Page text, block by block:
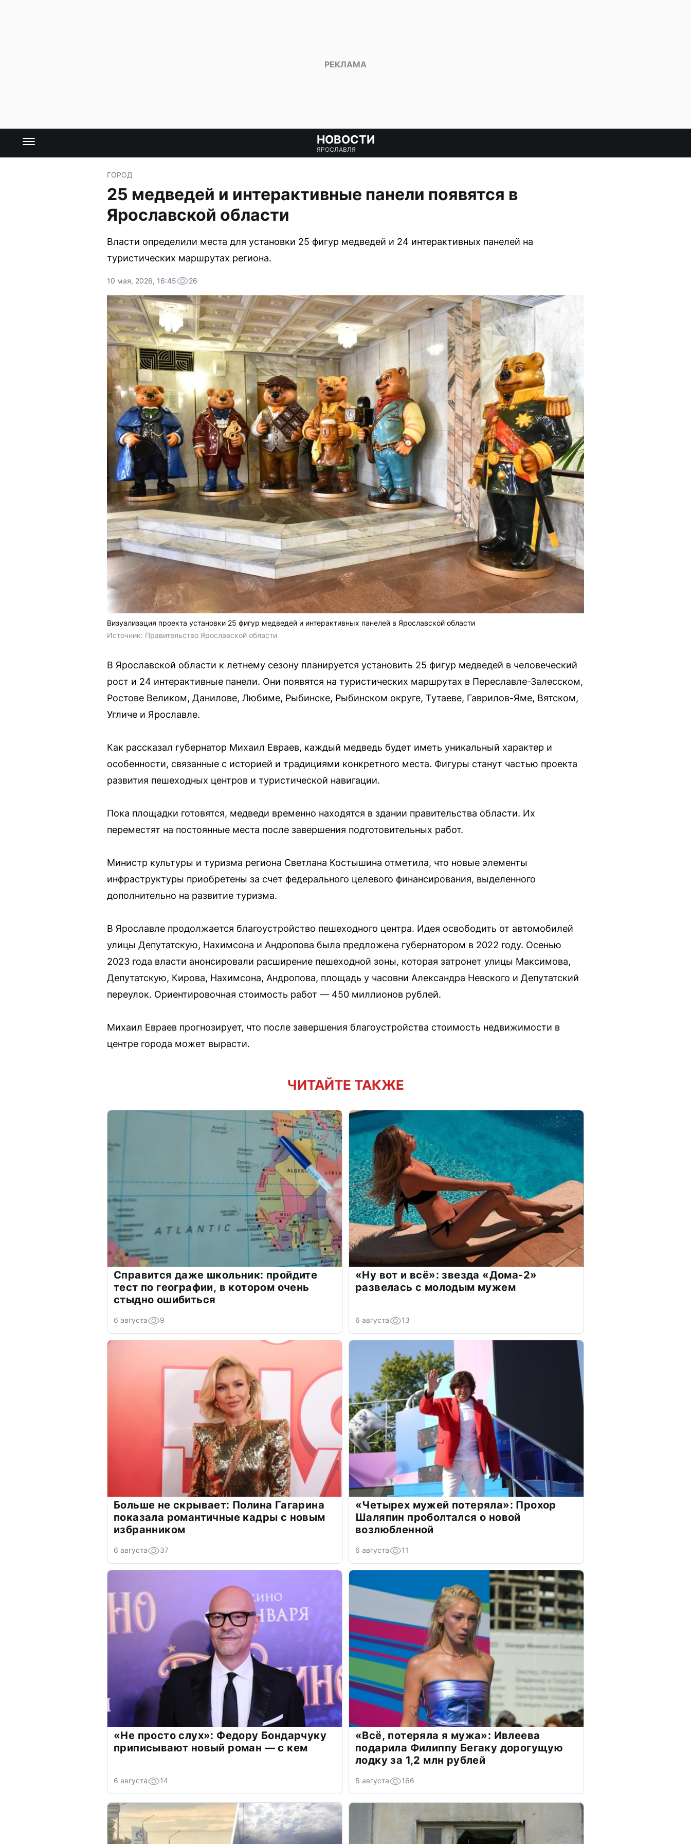
НОВОСТИ
ЯРОСЛАВЛЯ
ГОРОД
25 медведей и интерактивные панели появятся в
Ярославской области
Власти определили места для установки 25 фигур медведей и 24 интерактивных панелей на
туристических маршрутах региона.
10 мая, 2026, 16:45 26
Визуализация проекта установки 25 фигур медведей и интерактивных панелей в Ярославской области
Источник: Правительство Ярославской области
В Ярославской области к летнему сезону планируется установить 25 фигур медведей в человеческий
рост и 24 интерактивные панели. Они появятся на туристических маршрутах в Переславле-Залесском,
Ростове Великом, Данилове, Любиме, Рыбинске, Рыбинском округе, Тутаеве, Гаврилов-Яме, Вятском,
Угличе и Ярославле.
Как рассказал губернатор Михаил Евраев, каждый медведь будет иметь уникальный характер и
особенности, связанные с историей и традициями конкретного места. Фигуры станут частью проекта
развития пешеходных центров и туристической навигации.
Пока площадки готовятся, медведи временно находятся в здании правительства области. Их
переместят на постоянные места после завершения подготовительных работ.
Министр культуры и туризма региона Светлана Костышина отметила, что новые элементы
инфраструктуры приобретены за счет федерального целевого финансирования, выделенного
дополнительно на развитие туризма.
В Ярославле продолжается благоустройство пешеходного центра. Идея освободить от автомобилей
улицы Депутатскую, Нахимсона и Андропова была предложена губернатором в 2022 году. Осенью
2023 года власти анонсировали расширение пешеходной зоны, которая затронет улицы Максимова,
Депутатскую, Кирова, Нахимсона, Андропова, площадь у часовни Александра Невского и Депутатский
переулок. Ориентировочная стоимость работ — 450 миллионов рублей.
Михаил Евраев прогнозирует, что после завершения благоустройства стоимость недвижимости в
центре города может вырасти.
ЧИТАЙТЕ ТАКЖЕ
Справится даже школьник: пройдите
тест по географии, в котором очень
стыдно ошибиться
6 августа 9
«Ну вот и всё»: звезда «Дома-2»
развелась с молодым мужем
6 августа 13
Больше не скрывает: Полина Гагарина
показала романтичные кадры с новым
избранником
6 августа 37
«Четырех мужей потеряла»: Прохор
Шаляпин проболтался о новой
возлюбленной
6 августа 11
«Не просто слух»: Федору Бондарчуку
приписывают новый роман — с кем
6 августа 14
«Всё, потеряла я мужа»: Ивлеева
подарила Филиппу Бегаку дорогущую
лодку за 1,2 млн рублей
5 августа 166